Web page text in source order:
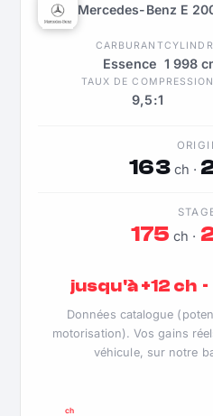
Mercedes-Benz E
CARBURANT
Essence 1 998
TAUX DE COMPRESSION
9,5:1
163ch ·
175 ch ·
jusqu'à +12 ch ·
Données catalogue
motorisation). Vos gains
véhicule, sur notre
ch